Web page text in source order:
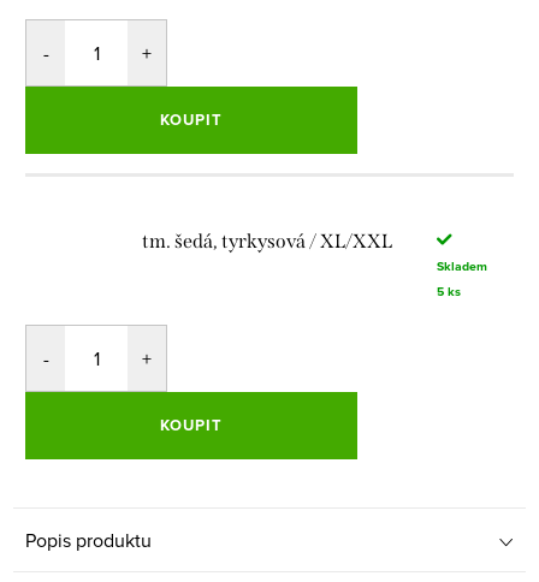
KOUPIT
tm. šedá, tyrkysová / XL/XXL
Skladem
5 ks
KOUPIT
Popis produktu